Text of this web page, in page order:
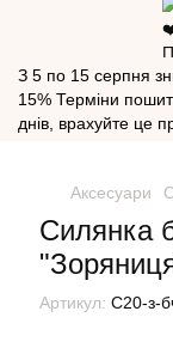
З 5 по 15 серпня
15% Терміни
днів, врахуйте це
Аксесуари
Силянка
Артикул: С20-з-